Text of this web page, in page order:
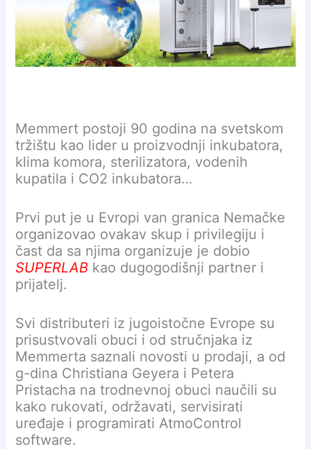
Memmert postoji 90 godina na svetskom
tržištu kao lider u proizvodnji inkubatora,
klima komora, sterilizatora, vodenih
kupatila i CO2 inkubatora…
Prvi put je u Evropi van granica Nemačke
organizovao ovakav skup i privilegiju i
čast da sa njima organizuje je dobio
SUPERLAB kao dugogodišnji partner i
prijatelj.
Svi distributeri iz jugoistočne Evrope su
prisustvovali obuci i od stručnjaka iz
Memmerta saznali novosti u prodaji, a od
g-dina Christiana Geyera i Petera
Pristacha na trodnevnoj obuci naučili su
kako rukovati, održavati, servisirati
uređaje i programirati AtmoControl
software.